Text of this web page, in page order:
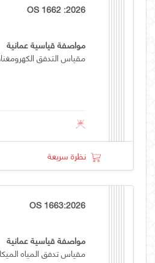
OS 1662 :2026
مواصفة قياسية عمانية
مقياس التدفق
نظرة سريعة
OS 1663:2026
مواصفة قياسية عمانية
مقياس تدفق المياه